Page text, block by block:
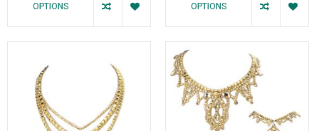
OPTIONS OPTIONS